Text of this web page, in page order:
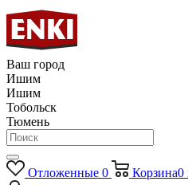
Ваш город
Ишим
Ишим
Тобольск
Тюмень
Отложенные 0 Корзина0